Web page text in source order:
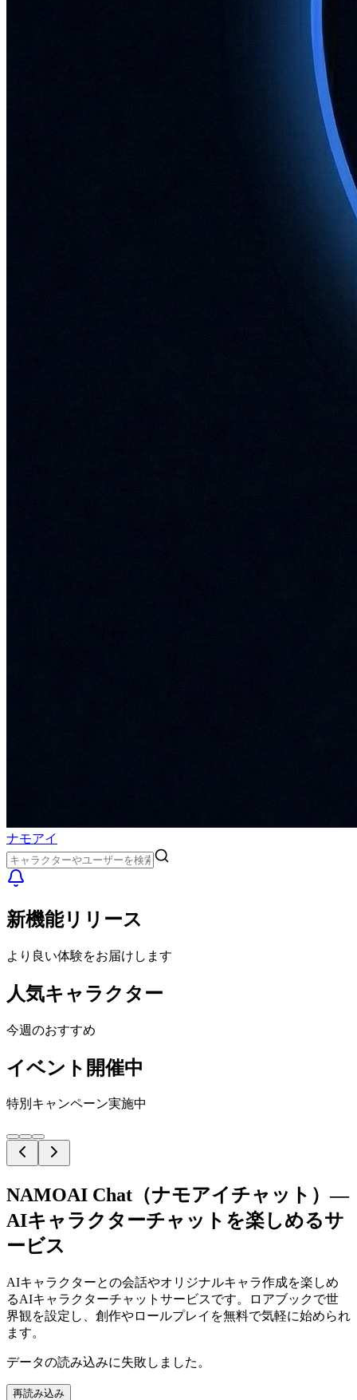
ナモアイ
新機能リリース
より良い体験をお届けします
人気キャラクター
今週のおすすめ
イベント開催中
特別キャンペーン実施中
NAMOAI Chat（ナモアイチャット）—
AIキャラクターチャットを楽しめるサ
ービス
AIキャラクターとの会話やオリジナルキャラ作成を楽しめ
るAIキャラクターチャットサービスです。ロアブックで世
界観を設定し、創作やロールプレイを無料で気軽に始められ
ます。
データの読み込みに失敗しました。
再読み込み